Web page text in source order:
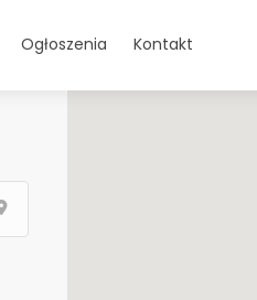
Ogłoszenia Kontakt